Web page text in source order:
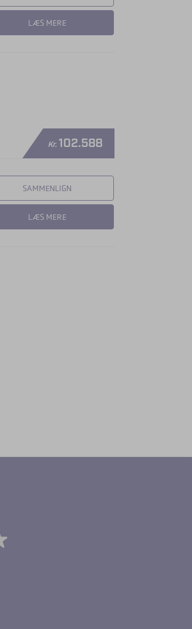
LÆS MERE
Kr. 102.588
SAMMENLIGN
LÆS MERE